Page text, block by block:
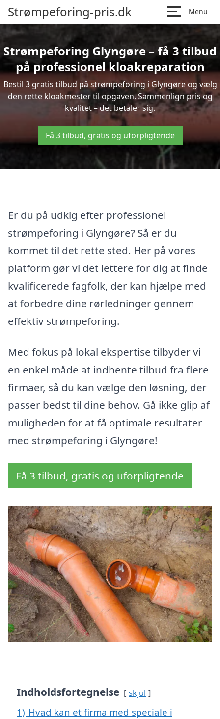
Strømpeforing-pris.dk Menu
Strømpeforing Glyngøre – få 3 tilbud
på professionel kloakreparation
Bestil 3 gratis tilbud på strømpeforing i Glyngøre og vælg
den rette kloakmester til opgaven. Sammenlign pris og
kvalitet – det betaler sig.
Få 3 tilbud, gratis og uforpligtende
Er du på udkig efter professionel
strømpeforing i Glyngøre? Så er du
kommet til det rette sted. Her på vores
platform gør vi det lettere for dig at finde
kvalificerede fagfolk, der kan hjælpe med
at forbedre dine rørledninger gennem
effektiv strømpeforing.
Med fokus på lokal ekspertise tilbyder vi
en enkel måde at indhente tilbud fra flere
firmaer, så du kan vælge den løsning, der
passer bedst til dine behov. Gå ikke glip af
muligheden for at få optimale resultater
med strømpeforing i Glyngøre!
Få 3 tilbud, gratis og uforpligtende
Indholdsfortegnelse skjul
1) Hvad kan et firma med speciale i